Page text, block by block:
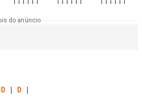
do anúncio
D | D |